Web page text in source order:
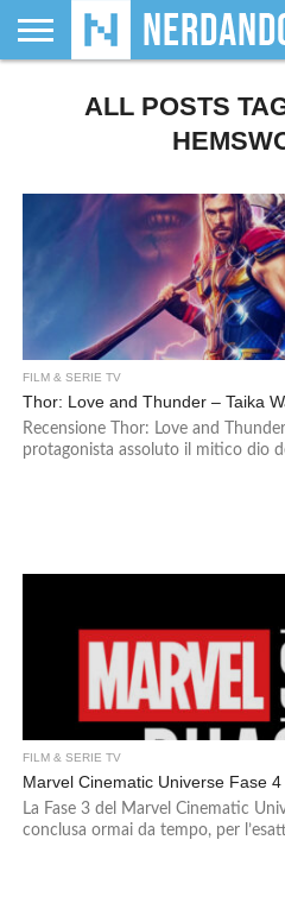
SIAMO
GIOCHI
GIOCHI
VIDEOGAMES
FUMETTI
& LIBRI
MAGIC:
DUNGEONS
WRESTLING
NERDANDO
AWARDS
BOLLINIALL POSTS
FILM & SERIE TV
Thor: Love and Thunder – Taika
Recensione Thor: Love and
protagonista assoluto il mitico dio
FILM & SERIE TV
Marvel Cinematic Universe Fase
La Fase 3 del Marvel Cinematic
conclusa ormai da tempo, per